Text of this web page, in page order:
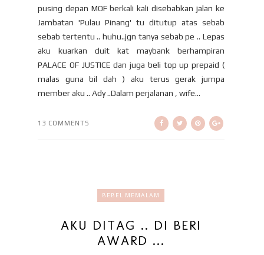
pusing depan MOF berkali kali disebabkan jalan ke
Jambatan 'Pulau Pinang' tu ditutup atas sebab
sebab tertentu .. huhu..jgn tanya sebab pe .. Lepas
aku kuarkan duit kat maybank berhampiran
PALACE OF JUSTICE dan juga beli top up prepaid (
malas guna bil dah ) aku terus gerak jumpa
member aku .. Ady ..Dalam perjalanan , wife...
13 COMMENTS
BEBEL MEMALAM
AKU DITAG .. DI BERI
AWARD ...